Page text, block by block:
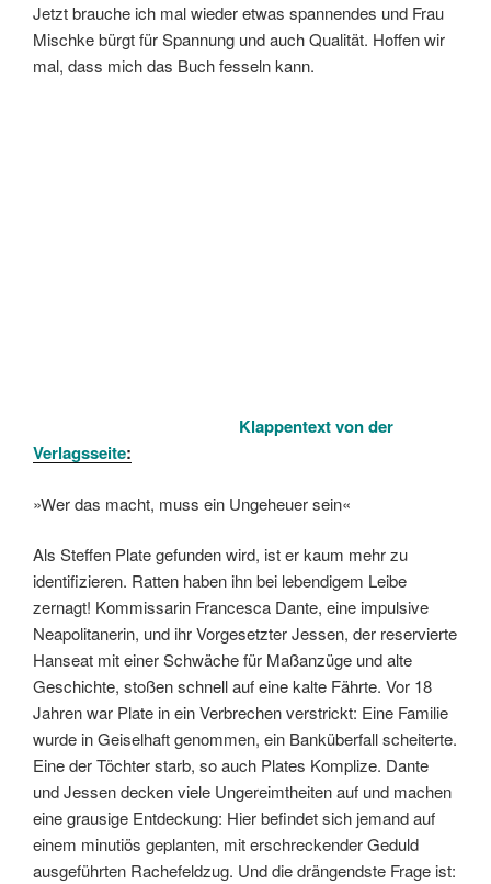
Jetzt brauche ich mal wieder etwas spannendes und Frau
Mischke bürgt für Spannung und auch Qualität. Hoffen wir
mal, dass mich das Buch fesseln kann.
Klappentext von der
Verlagsseite:
»Wer das macht, muss ein Ungeheuer sein«
Als Steffen Plate gefunden wird, ist er kaum mehr zu
identifizieren. Ratten haben ihn bei lebendigem Leibe
zernagt! Kommissarin Francesca Dante, eine impulsive
Neapolitanerin, und ihr Vorgesetzter Jessen, der reservierte
Hanseat mit einer Schwäche für Maßanzüge und alte
Geschichte, stoßen schnell auf eine kalte Fährte. Vor 18
Jahren war Plate in ein Verbrechen verstrickt: Eine Familie
wurde in Geiselhaft genommen, ein Banküberfall scheiterte.
Eine der Töchter starb, so auch Plates Komplize. Dante
und Jessen decken viele Ungereimtheiten auf und machen
eine grausige Entdeckung: Hier befindet sich jemand auf
einem minutiös geplanten, mit erschreckender Geduld
ausgeführten Rachefeldzug. Und die drängendste Frage ist: